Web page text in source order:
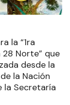
la “1ra
Norte” que
desde la
la Nación
la Secretaría